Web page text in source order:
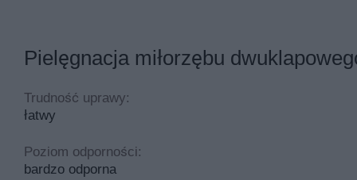
Pielęgnacja miłorzębu
Trudność uprawy:
łatwy
Poziom odporności:
bardzo odporna